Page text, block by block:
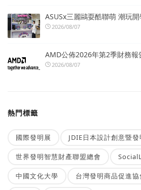
ASUSx三麗鷗耍酷聯萌 潮玩
2026/08/07
AMD公佈2026年第2季財務報
2026/08/07
熱門標籤
國際發明展 JDIE日本設計創意暨發
世界發明智慧財產聯盟總會
中國文化大學 台灣發明商品促進協